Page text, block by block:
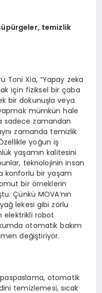
üpürgeler, temizlik
Toni Xia, “Yapay zeka
için fiziksel bir çaba
bir dokunuşla veya
mümkün hale
sadece zamandan
zamanda temizlik
yoğun iş
yaşamın kalitesini
teknolojinin insan
konforlu bir yaşam
bir örneklerin
Çünkü MOVA’nın
lekesi gibi zorlu
elektrikli robot
otomatik bakım
değiştiriyor.
otomatik
temizlemesi, sıcak